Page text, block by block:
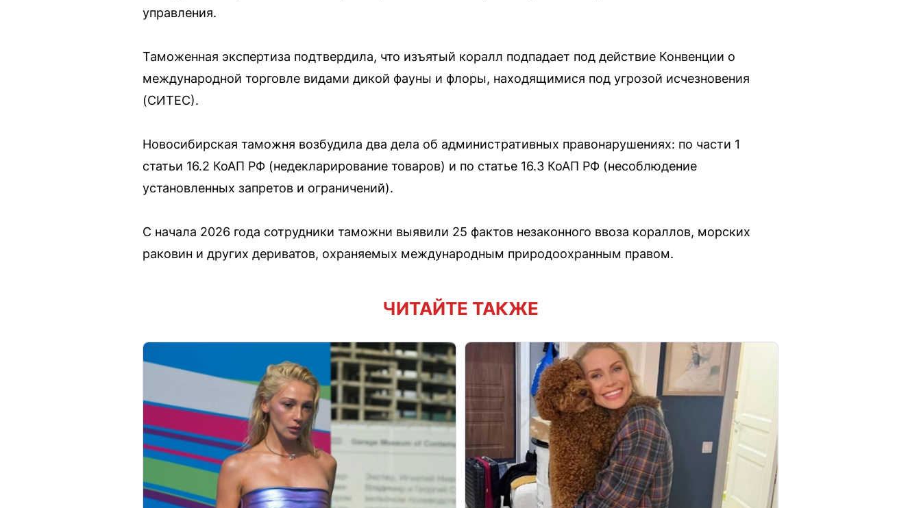
управления.
Таможенная экспертиза подтвердила, что изъятый коралл подпадает под действие Конвенции о
международной торговле видами дикой фауны и флоры, находящимися под угрозой исчезновения
(СИТЕС).
Новосибирская таможня возбудила два дела об административных правонарушениях: по части 1
статьи 16.2 КоАП РФ (недекларирование товаров) и по статье 16.3 КоАП РФ (несоблюдение
установленных запретов и ограничений).
С начала 2026 года сотрудники таможни выявили 25 фактов незаконного ввоза кораллов, морских
раковин и других дериватов, охраняемых международным природоохранным правом.
ЧИТАЙТЕ ТАКЖЕ